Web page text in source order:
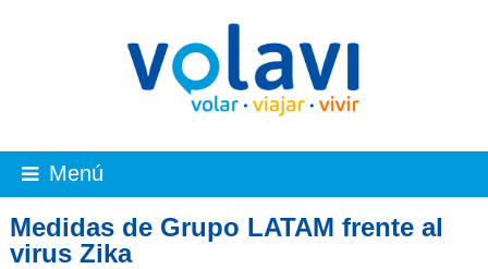
Menú
Medidas de Grupo LATAM frente al
virus Zika